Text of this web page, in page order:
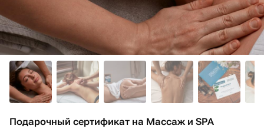
Подарочный сертификат на Массаж и SPA